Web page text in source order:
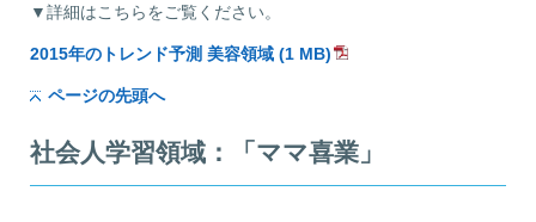
▼詳細はこちらをご覧ください。
2015年のトレンド予測 美容領域 (1 MB)
ページの先頭へ
社会人学習領域：「ママ喜業」